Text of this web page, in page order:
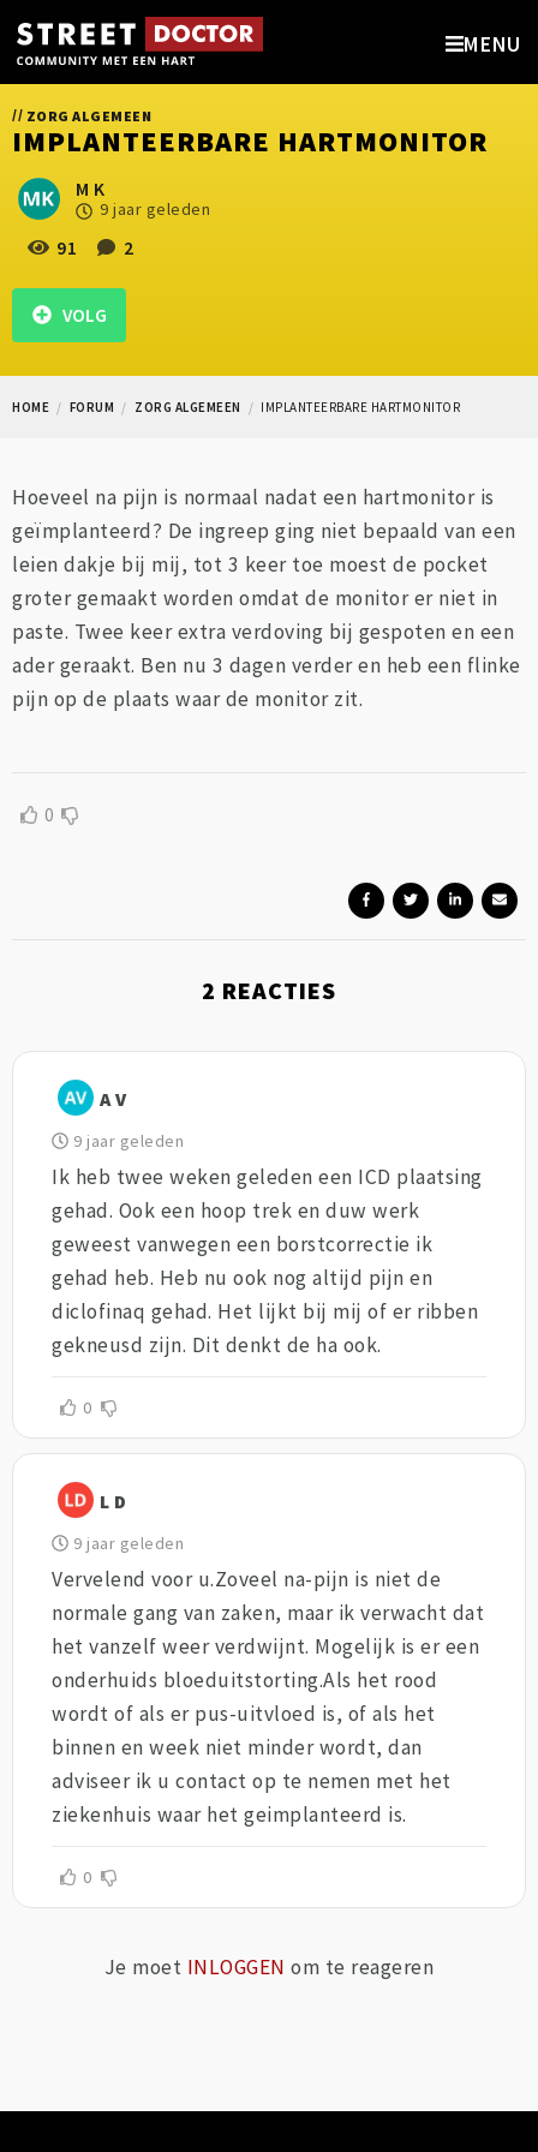
MENU
// ZORG ALGEMEEN
IMPLANTEERBARE HARTMONITOR
M K
9 jaar geleden
91 2
VOLG
HOME FORUM ZORG ALGEMEEN IMPLANTEERBARE HARTMONITOR
Hoeveel na pijn is normaal nadat een hartmonitor is
geïmplanteerd? De ingreep ging niet bepaald van een
leien dakje bij mij, tot 3 keer toe moest de pocket
groter gemaakt worden omdat de monitor er niet in
paste. Twee keer extra verdoving bij gespoten en een
ader geraakt. Ben nu 3 dagen verder en heb een flinke
pijn op de plaats waar de monitor zit.
0
2 REACTIES
A V
9 jaar geleden
Ik heb twee weken geleden een ICD plaatsing
gehad. Ook een hoop trek en duw werk
geweest vanwegen een borstcorrectie ik
gehad heb. Heb nu ook nog altijd pijn en
diclofinaq gehad. Het lijkt bij mij of er ribben
gekneusd zijn. Dit denkt de ha ook.
0
L D
9 jaar geleden
Vervelend voor u.Zoveel na-pijn is niet de
normale gang van zaken, maar ik verwacht dat
het vanzelf weer verdwijnt. Mogelijk is er een
onderhuids bloeduitstorting.Als het rood
wordt of als er pus-uitvloed is, of als het
binnen en week niet minder wordt, dan
adviseer ik u contact op te nemen met het
ziekenhuis waar het geimplanteerd is.
0
Je moet INLOGGEN om te reageren